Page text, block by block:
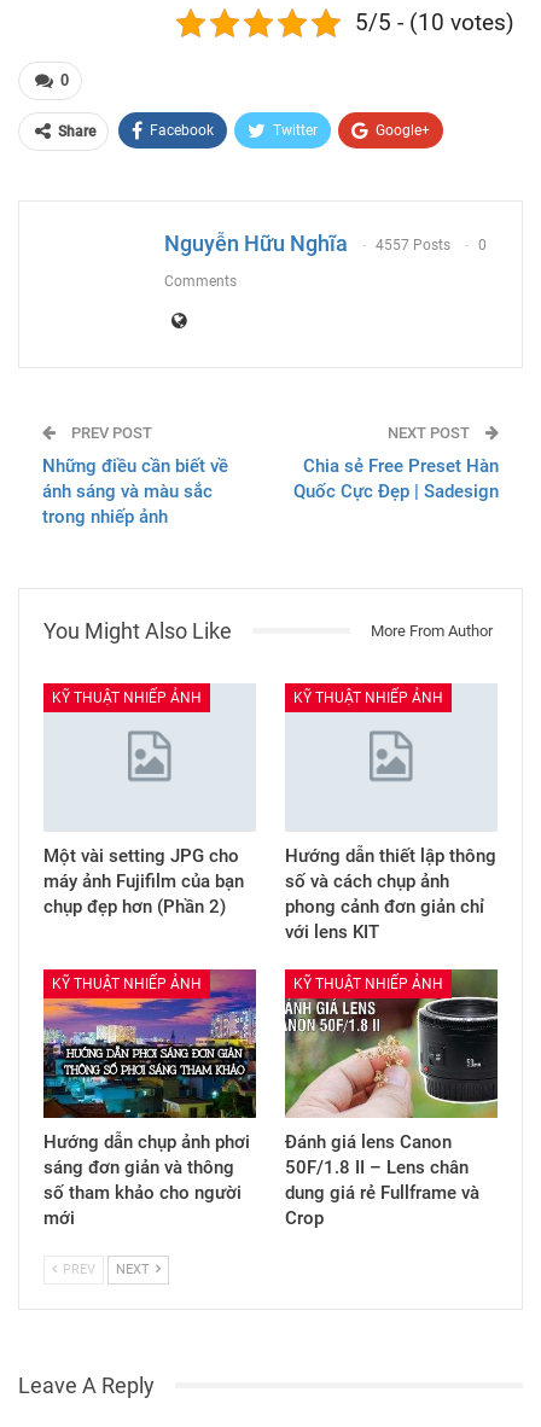
5/5 - (10 votes)
0
Share Facebook Twitter Google+
Nguyễn Hữu Nghĩa 4557 Posts 0
Comments
PREV POST
Những điều cần biết về
ánh sáng và màu sắc
trong nhiếp ảnh
NEXT POST
Chia sẻ Free Preset Hàn
Quốc Cực Đẹp | Sadesign
You Might Also Like More From Author
KỸ THUẬT NHIẾP ẢNH
Một vài setting JPG cho
máy ảnh Fujifilm của bạn
chụp đẹp hơn (Phần 2)
KỸ THUẬT NHIẾP ẢNH
Hướng dẫn thiết lập thông
số và cách chụp ảnh
phong cảnh đơn giản chỉ
với lens KIT
KỸ THUẬT NHIẾP ẢNH
Hướng dẫn chụp ảnh phơi
sáng đơn giản và thông
số tham khảo cho người
mới
KỸ THUẬT NHIẾP ẢNH
Đánh giá lens Canon
50F/1.8 II – Lens chân
dung giá rẻ Fullframe và
Crop
PREV NEXT
Leave A Reply